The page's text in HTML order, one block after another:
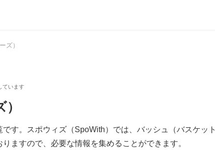
ズ）
す。スポウィズ（SpoWith）では、バッシュ（バスケット
ますので、必要な情報を集めることができます。